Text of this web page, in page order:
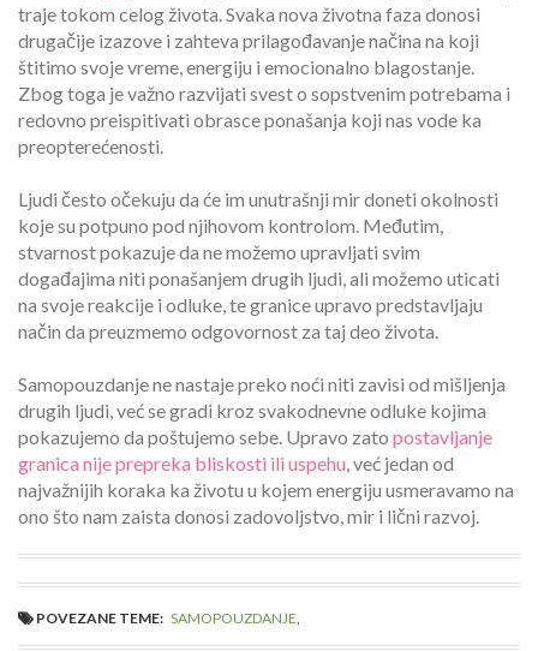
traje tokom celog života. Svaka nova životna faza donosi
drugačije izazove i zahteva prilagođavanje načina na koji
štitimo svoje vreme, energiju i emocionalno blagostanje.
Zbog toga je važno razvijati svest o sopstvenim potrebama i
redovno preispitivati obrasce ponašanja koji nas vode ka
preopterećenosti.
Ljudi često očekuju da će im unutrašnji mir doneti okolnosti
koje su potpuno pod njihovom kontrolom. Međutim,
stvarnost pokazuje da ne možemo upravljati svim
događajima niti ponašanjem drugih ljudi, ali možemo uticati
na svoje reakcije i odluke, te granice upravo predstavljaju
način da preuzmemo odgovornost za taj deo života.
Samopouzdanje ne nastaje preko noći niti zavisi od mišljenja
drugih ljudi, već se gradi kroz svakodnevne odluke kojima
pokazujemo da poštujemo sebe. Upravo zato postavljanje
granica nije prepreka bliskosti ili uspehu, već jedan od
najvažnijih koraka ka životu u kojem energiju usmeravamo na
ono što nam zaista donosi zadovoljstvo, mir i lični razvoj.
POVEZANE TEME: SAMOPOUZDANJE